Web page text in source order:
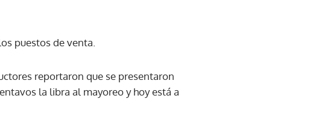
puestos de venta.
reportaron que se presentaron
la libra al mayoreo y hoy está a